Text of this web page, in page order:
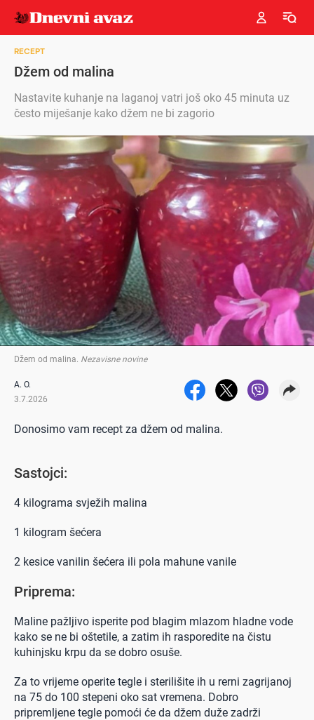
RECEPT
Džem od malina
Nastavite kuhanje na laganoj vatri još oko 45 minuta uz
često miješanje kako džem ne bi zagorio
Džem od malina Nezavisne novine
A. O.
3.7.2026
Donosimo vam recept za džem od malina.
Sastojci:
4 kilograma svježih malina
1 kilogram šećera
2 kesice vanilin šećera ili pola mahune vanile
Priprema:
Maline pažljivo isperite pod blagim mlazom hladne vode
kako se ne bi oštetile, a zatim ih rasporedite na čistu
kuhinjsku krpu da se dobro osuše.
Za to vrijeme operite tegle i sterilišite ih u rerni zagrijanoj
na 75 do 100 stepeni oko sat vremena. Dobro
pripremljene tegle pomoći će da džem duže zadrži